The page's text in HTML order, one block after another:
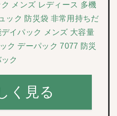
メンズ レディース 多機
ック 防災袋 非常用持ちだ
イパック メンズ 大容量
ク デーパック 7077 防災
ク
く見る